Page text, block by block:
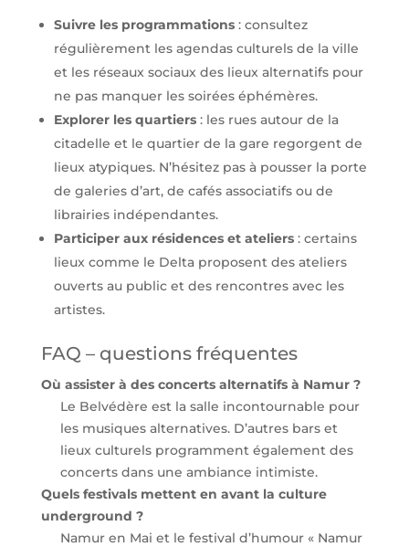
Suivre les programmations: consultez
régulièrement les agendas culturels de la ville
et les réseaux sociaux des lieux alternatifs pour
ne pas manquer les soirées éphémères.
Explorer les quartiers: les rues autour de la
citadelle et le quartier de la gare regorgent de
lieux atypiques. N’hésitez pas à pousser la porte
de galeries d’art, de cafés associatifs ou de
librairies indépendantes.
Participer aux résidences et ateliers: certains
lieux comme le Delta proposent des ateliers
ouverts au public et des rencontres avec les
artistes.
FAQ – questions fréquentes
Où assister à des concerts alternatifs à Namur ?
Le Belvédère est la salle incontournable pour
les musiques alternatives. D’autres bars et
lieux culturels programment également des
concerts dans une ambiance intimiste.
Quels festivals mettent en avant la culture
underground ?
Namur en Mai et le festival d’humour « Namur